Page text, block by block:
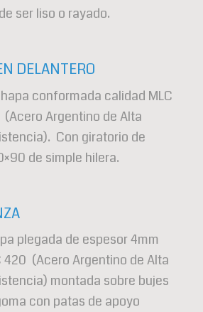
ser liso o rayado.
DELANTERO
conformada calidad MLC
Argentino de Alta
Con giratorio de
de simple hilera.
plegada de espesor 4mm
420 (Acero Argentino de Alta
montada sobre bujes
con patas de apoyo